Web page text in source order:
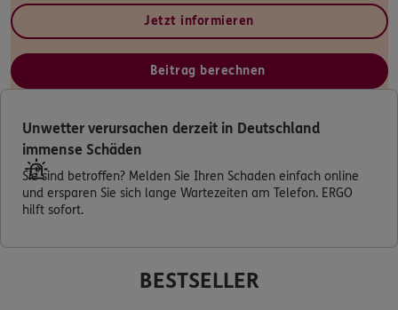
Zum Kundenportal
Bequem online oder telefonisch.
Kontakt
Jetzt informieren
Beitrag berechnen
Unwetter verursachen derzeit in Deutschland
immense Schäden
Sie sind betroffen? Melden Sie Ihren Schaden einfach online
und ersparen Sie sich lange Wartezeiten am Telefon. ERGO
hilft sofort.
BESTSELLER